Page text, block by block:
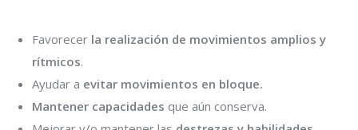
Favorecer la realización de movimientos amplios y
rítmicos.
Ayudar a evitar movimientos en bloque.
Mantener capacidades que aún conserva.